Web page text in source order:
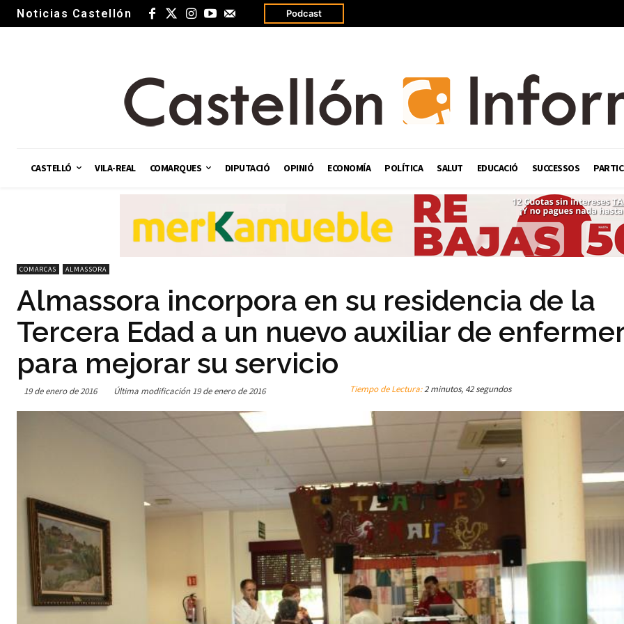
Noticias Castellón Podcast
CASTELLÓ VILA-REAL COMARQUES DIPUTACIÓ OPINIÓ ECONOMÍA POLÍTICA SALUT EDUCACIÓ SUCCESSOS
COMARCAS ALMASSORA
Almassora incorpora en su residencia de la
Tercera Edad a un nuevo auxiliar de
para mejorar su servicio
19 de enero de 2016 Última modificación 19 de enero de 2016 Tiempo de Lectura:2 minutos, 42 segundos